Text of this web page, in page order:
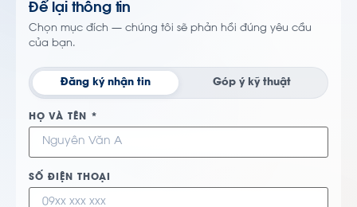
Để lại thông tin
Chọn mục đích — chúng tôi sẽ phản hồi đúng yêu cầu
của bạn.
Đăng ký nhận tin Góp ý kỹ thuật
HỌ VÀ TÊN *
SỐ ĐIỆN THOẠI